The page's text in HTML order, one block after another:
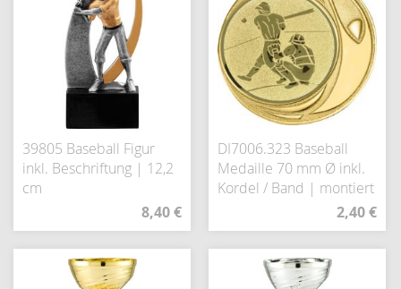
39805 Baseball Figur
inkl. Beschriftung | 12,2
cm
8,40 €
DI7006.323 Baseball
Medaille 70 mm Ø inkl.
Kordel / Band | montiert
2,40 €